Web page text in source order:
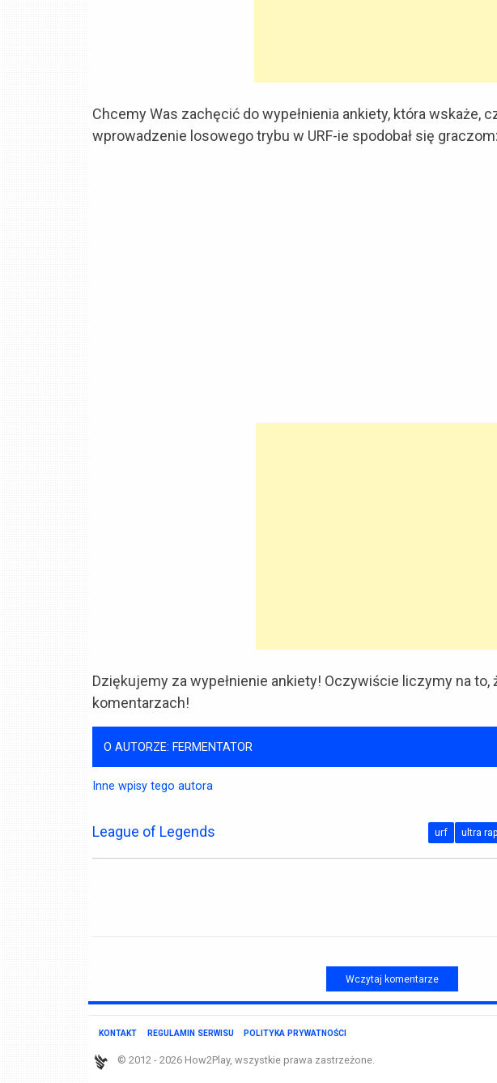
Chcemy Was zachęcić do wypełnienia ankiety, która wskaże,
wprowadzenie losowego trybu w URF-ie spodobał się graczom:
Dziękujemy za wypełnienie ankiety! Oczywiście liczymy na
komentarzach!
O AUTORZE: FERMENTATOR
Inne wpisy tego autora
League of Legends ultra
urf
Wczytaj komentarze
KONTAKT REGULAMIN SERWISU POLITYKA PRYWATNOŚCI
© 2012 - 2026 How2Play, wszystkie prawa zastrzeżone.